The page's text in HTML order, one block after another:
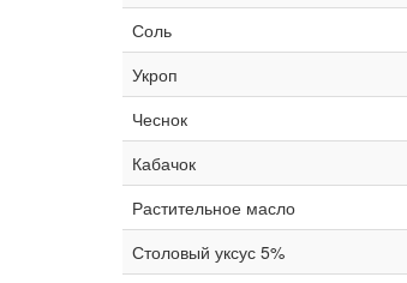
Соль
Укроп
Чеснок
Кабачок
Растительное масло
Столовый уксус 5%